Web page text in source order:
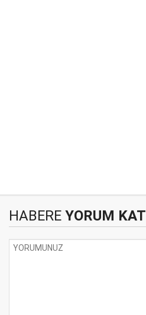
HABERE YORUM KAT